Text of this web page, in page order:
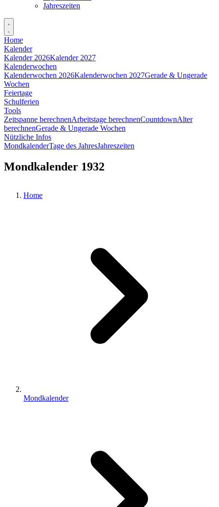
Jahreszeiten
Home
Kalender
Kalender 2026Kalender 2027
Kalenderwochen
Kalenderwochen 2026Kalenderwochen 2027Gerade & Ungerade
Wochen
Feiertage
Schulferien
Tools
Zeitspanne berechnenArbeitstage berechnenCountdownAlter
berechnenGerade & Ungerade Wochen
Nützliche Infos
MondkalenderTage des JahresJahreszeiten
Mondkalender 1932
Home
Mondkalender